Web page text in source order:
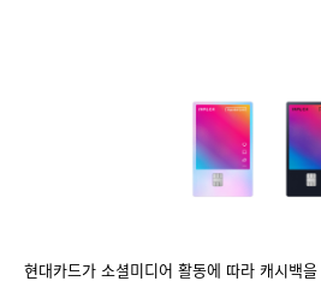
현대카드가 소셜미디어 활동에 따라 캐시백